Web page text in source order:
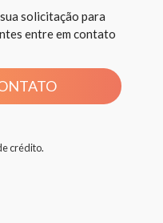
solicitação para
entre em contato
crédito.